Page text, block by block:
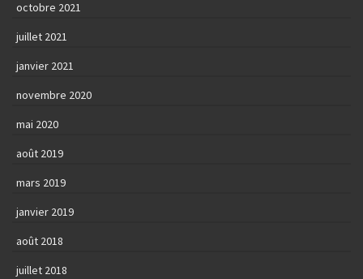
octobre 2021
juillet 2021
janvier 2021
novembre 2020
mai 2020
août 2019
mars 2019
janvier 2019
août 2018
juillet 2018